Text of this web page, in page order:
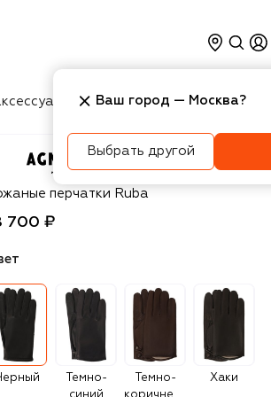
Косметика Интерьер
перчатки Ruba
700 ₽
Темно-
Темно-
Хаки
Ваш город — Москва?
Выбрать другой